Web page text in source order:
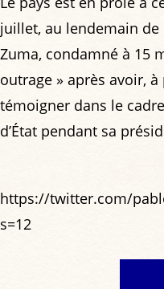
juillet, au lendemain de
Zuma, condamné à 15
outrage » après avoir,
témoigner dans le
d’État pendant sa
https://twitter.com/
s=12